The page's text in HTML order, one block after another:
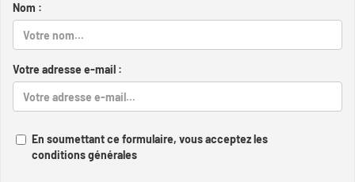
Nom :
Votre adresse e-mail :
En soumettant ce formulaire, vous acceptez les
conditions générales